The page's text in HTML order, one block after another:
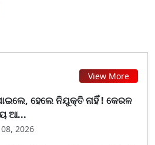
View More
ହେଲେ ନିଯୁକ୍ତି ନାହିଁ ! କେରଳ
ଆ...
2026